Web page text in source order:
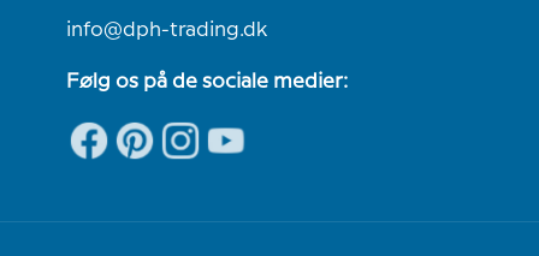
info@dph-trading.dk
Følg os på de sociale medier: